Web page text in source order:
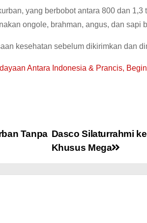
yang berbobot antara 800 dan
ongole, brahman, angus, dan sapi
kesehatan sebelum dikirimkan dan
Antara Indonesia & Prancis,
Dasco Silaturrahmi
Khusus Mega
Tanpa